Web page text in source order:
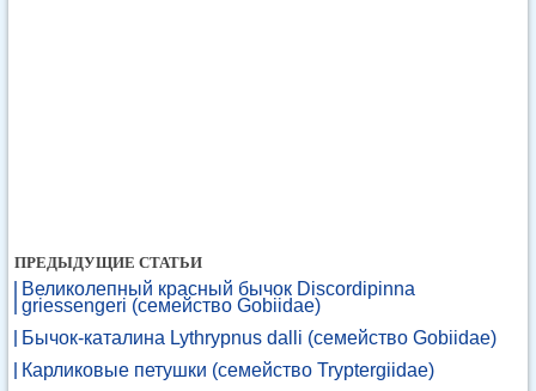
ПРЕДЫДУЩИЕ СТАТЬИ
Великолепный красный бычок Discordipinna
griessengeri (семейство Gobiidae)
Бычок-каталина Lythrypnus dalli (семейство Gobiidae)
Карликовые петушки (семейство Tryptergiidae)